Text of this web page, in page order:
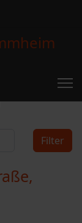
Filter